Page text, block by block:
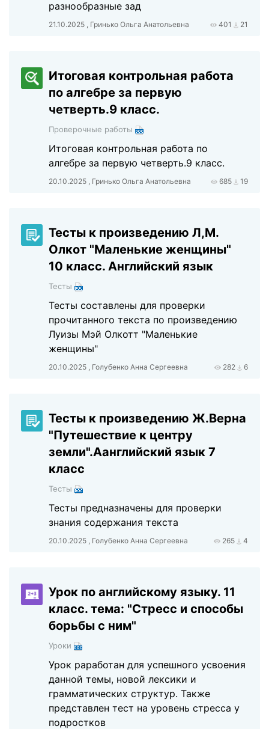
разнообразные зад
21.10.2025 , Гринько Ольга Анатольевна 401 21
Итоговая контрольная работа
по алгебре за первую
четверть.9 класс.
Проверочные работы
Итоговая контрольная работа по
алгебре за первую четверть.9 класс.
20.10.2025 , Гринько Ольга Анатольевна 685 19
Тесты к произведению Л,М.
Олкот "Маленькие женщины"
10 класс. Английский язык
Тесты
Тесты составлены для проверки
прочитанного текста по произведению
Луизы Мэй Олкотт "Маленькие
женщины"
20.10.2025 , Голубенко Анна Сергеевна 282 6
Тесты к произведению Ж.Верна
"Путешествие к центру
земли".Аанглийский язык 7
класс
Тесты
Тесты предназначены для проверки
знания содержания текста
20.10.2025 , Голубенко Анна Сергеевна 265 4
Урок по английскому языку. 11
класс. тема: "Стресс и способы
борьбы с ним"
Уроки
Урок раработан для успешного усвоения
данной темы, новой лексики и
грамматических структур. Также
представлен тест на уровень стресса у
подростков